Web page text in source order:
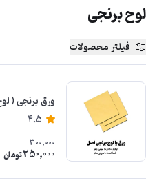
لوح برنجی
فیلتر محصولات
ورق برنجی (
4.5
300,000
250,000تومان